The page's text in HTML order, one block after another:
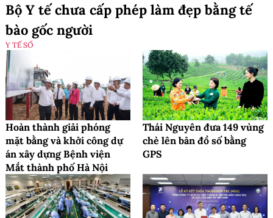
Bộ Y tế chưa cấp phép làm đẹp bằng tế
bào gốc người
Y TẾ SỐ
Hoàn thành giải phóng
mặt bằng và khởi công dự
án xây dựng Bệnh viện
Mắt thành phố Hà Nội
Thái Nguyên đưa 149 vùng
chè lên bản đồ số bằng
GPS